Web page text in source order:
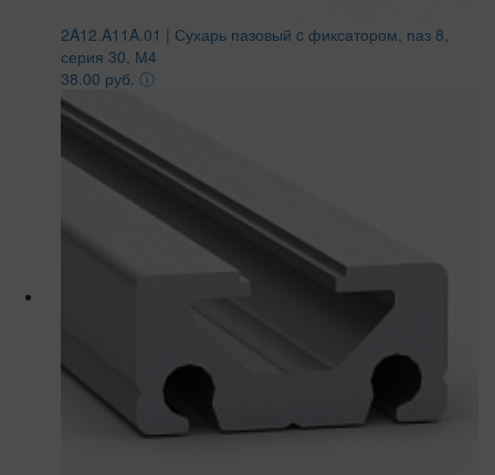
2A12.A11A.01 | Сухарь пазовый c фиксатором, паз 8,
серия 30, М4
38.00 руб. ⓘ